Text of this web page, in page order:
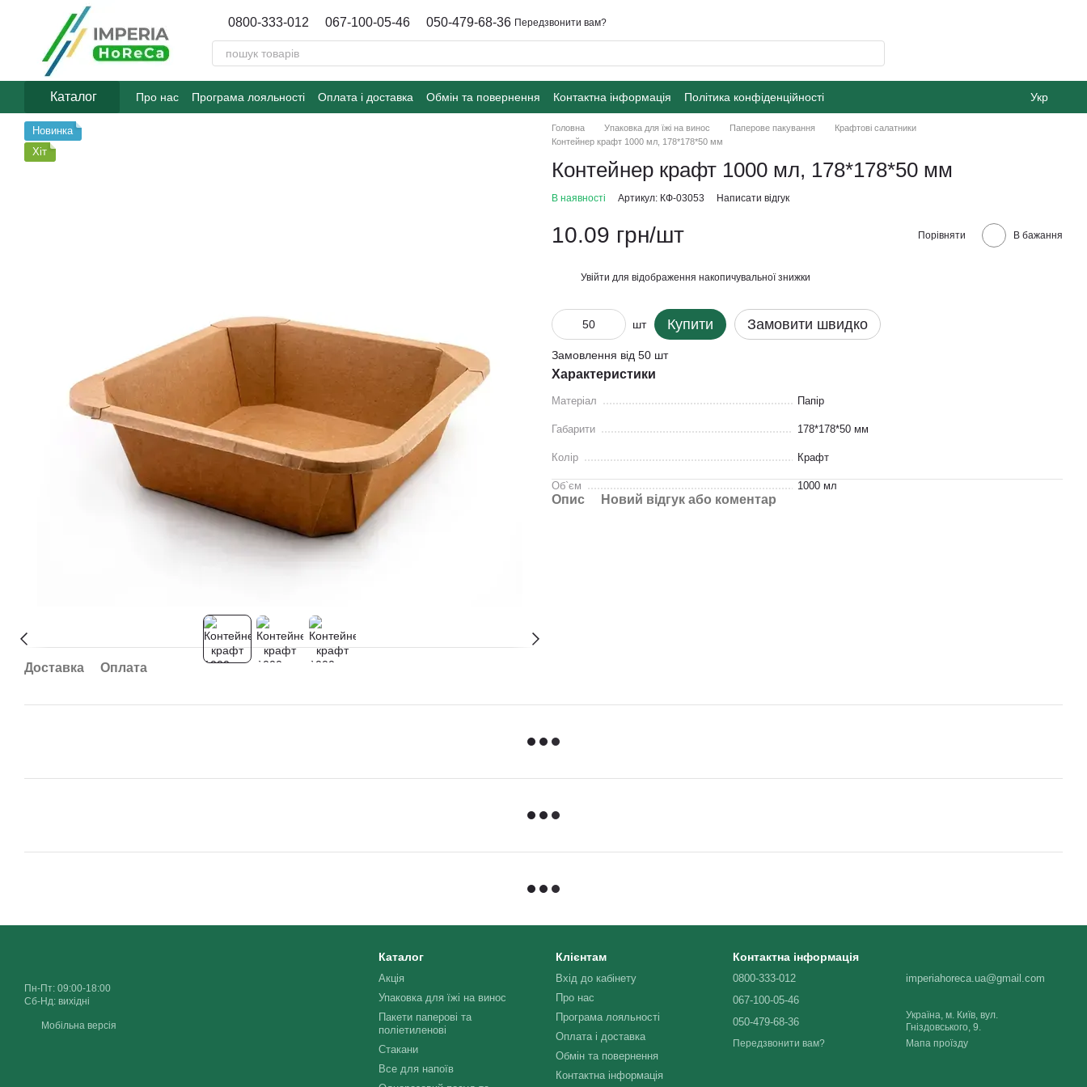
Перейти до основного контенту
0800-333-012 067-100-05-46 050-479-68-36 Передзвонити вам?
Каталог Про нас Програма лояльності Оплата і доставка Обмін та повернення Контактна інформація
Політика конфіденційності
Договір публічної оферти
Блог
Укр
Новинка
Хіт
Доставка Оплата
Головна Упаковка для їжі на винос Паперове пакування
Крафтові салатники
Контейнер крафт 1000 мл, 178*178*50 мм
Контейнер крафт 1000 мл, 178*178*50 мм
В наявності Артикул: КФ-03053 Написати відгук
10.09 грн/шт Порівняти В бажання
Увійти для відображення накопичувальної знижки
шт Купити Замовити швидко
Замовлення від 50 шт
Характеристики
Матеріал Папір
Габарити 178*178*50 мм
Колір Крафт
Об`єм 1000 мл
Опис Новий відгук або коментар
Пн-Пт: 09:00-18:00
Сб-Нд: вихідні
Мобільна версія
Каталог
Акція
Упаковка для їжі на винос
Пакети паперові та
поліетиленові
Стакани
Все для напоїв
Клієнтам
Вхід до кабінету
Про нас
Програма лояльності
Оплата і доставка
Обмін та повернення
Контактна інформація
Контактна інформація
0800-333-012
067-100-05-46
050-479-68-36
Передзвонити вам?
imperiahoreca.ua@gmail.com
Україна, м. Київ, вул.
Гніздовського, 9.
Мапа проїзду